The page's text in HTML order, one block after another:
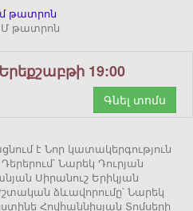
թատրոն
թատրոն
19:00
Գնել տոմս
է Նոր կատակերգություն
Նարեկ Դուրյան
Սիրանուշ Երիկյան
ձևավորումը՝ Նարեկ
Հովհաննիսյան Տոմսերի